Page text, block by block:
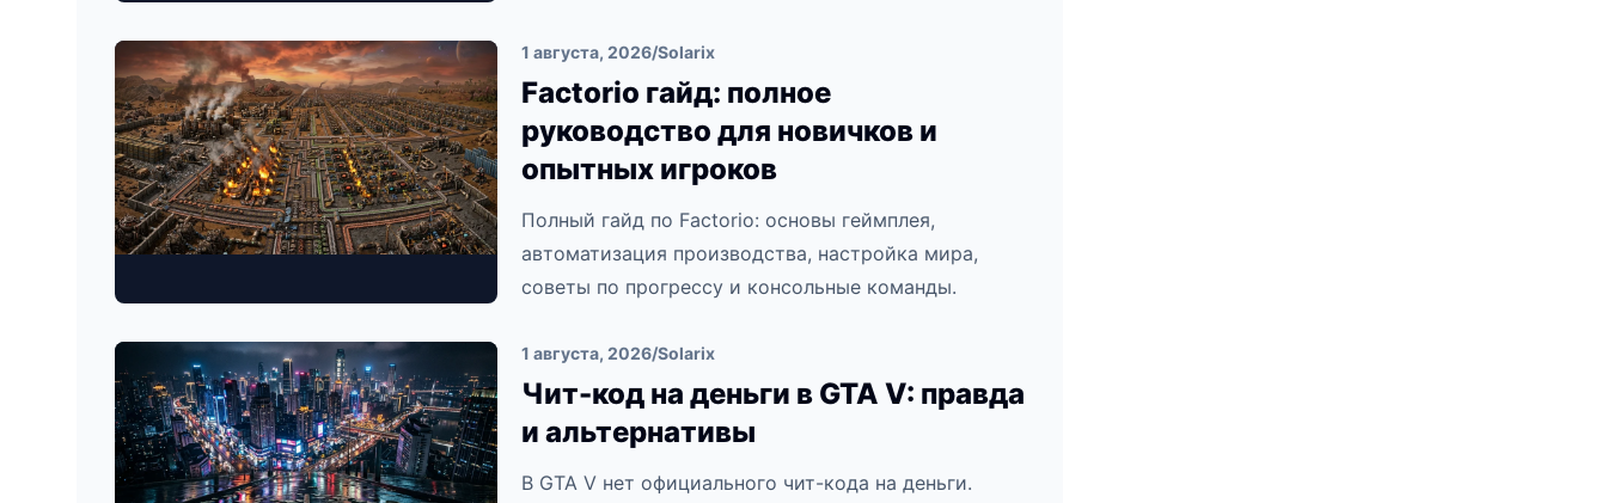
1 августа, 2026/Solarix
Factorio гайд: полное
руководство для новичков и
опытных игроков
Полный гайд по Factorio: основы геймплея,
автоматизация производства, настройка мира,
советы по прогрессу и консольные команды.
1 августа, 2026/Solarix
Чит-код на деньги в GTA V: правда
и альтернативы
В GTA V нет официального чит-кода на деньги.